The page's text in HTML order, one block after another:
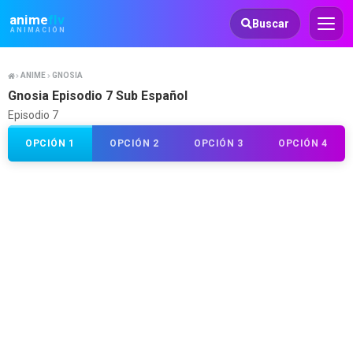
animeflv
ANIMACIÓN
Animeflv Buscar
ANIME GNOSIA
Gnosia Episodio 7 Sub Español
Episodio 7
OPCIÓN 1 OPCIÓN 2 OPCIÓN 3 OPCIÓN 4